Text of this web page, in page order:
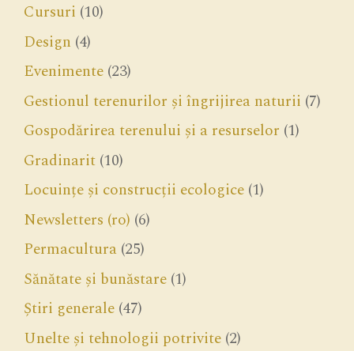
Cursuri (10)
Design (4)
Evenimente (23)
Gestionul terenurilor și îngrijirea naturii (7)
Gospodărirea terenului și a resurselor (1)
Gradinarit (10)
Locuințe și construcții ecologice (1)
Newsletters (ro) (6)
Permacultura (25)
Sănătate și bunăstare (1)
Știri generale (47)
Unelte și tehnologii potrivite (2)